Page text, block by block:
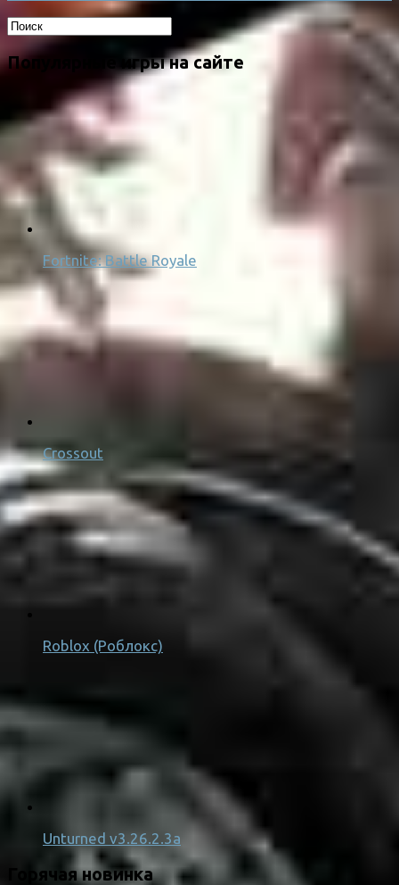
Популярные игры на сайте
Fortnite: Battle Royale
Crossout
Roblox (Роблокс)
Unturned v3.26.2.3a
Горячая новинка